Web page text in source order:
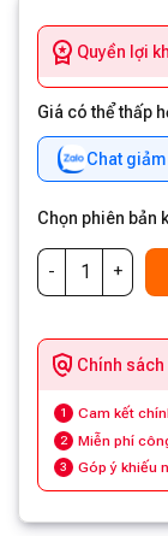
Quyền lợi
Giá có thể thấp
Chat
Chọn phiên bản
Chính sách
1 Cam kết
2 Miễn phí
3 Góp ý khiếu